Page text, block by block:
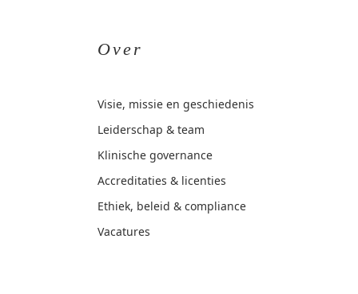
Over
Visie, missie en geschiedenis
Leiderschap & team
Klinische governance
Accreditaties & licenties
Ethiek, beleid & compliance
Vacatures